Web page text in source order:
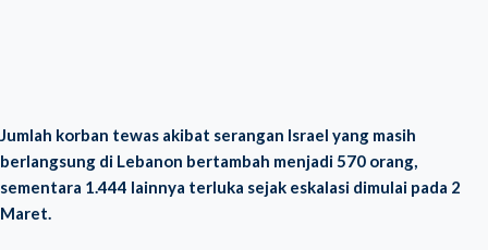
Jumlah korban tewas akibat serangan Israel yang masih
berlangsung di Lebanon bertambah menjadi 570 orang,
sementara 1.444 lainnya terluka sejak eskalasi dimulai pada 2
Maret.